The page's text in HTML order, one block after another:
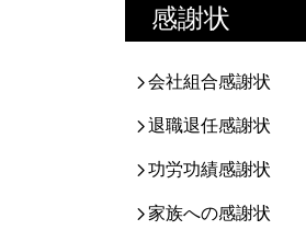
感謝状
会社組合感謝状
退職退任感謝状
功労功績感謝状
家族への感謝状